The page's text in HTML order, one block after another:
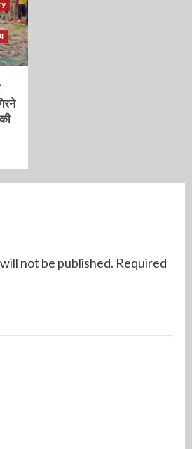
not be published. Required